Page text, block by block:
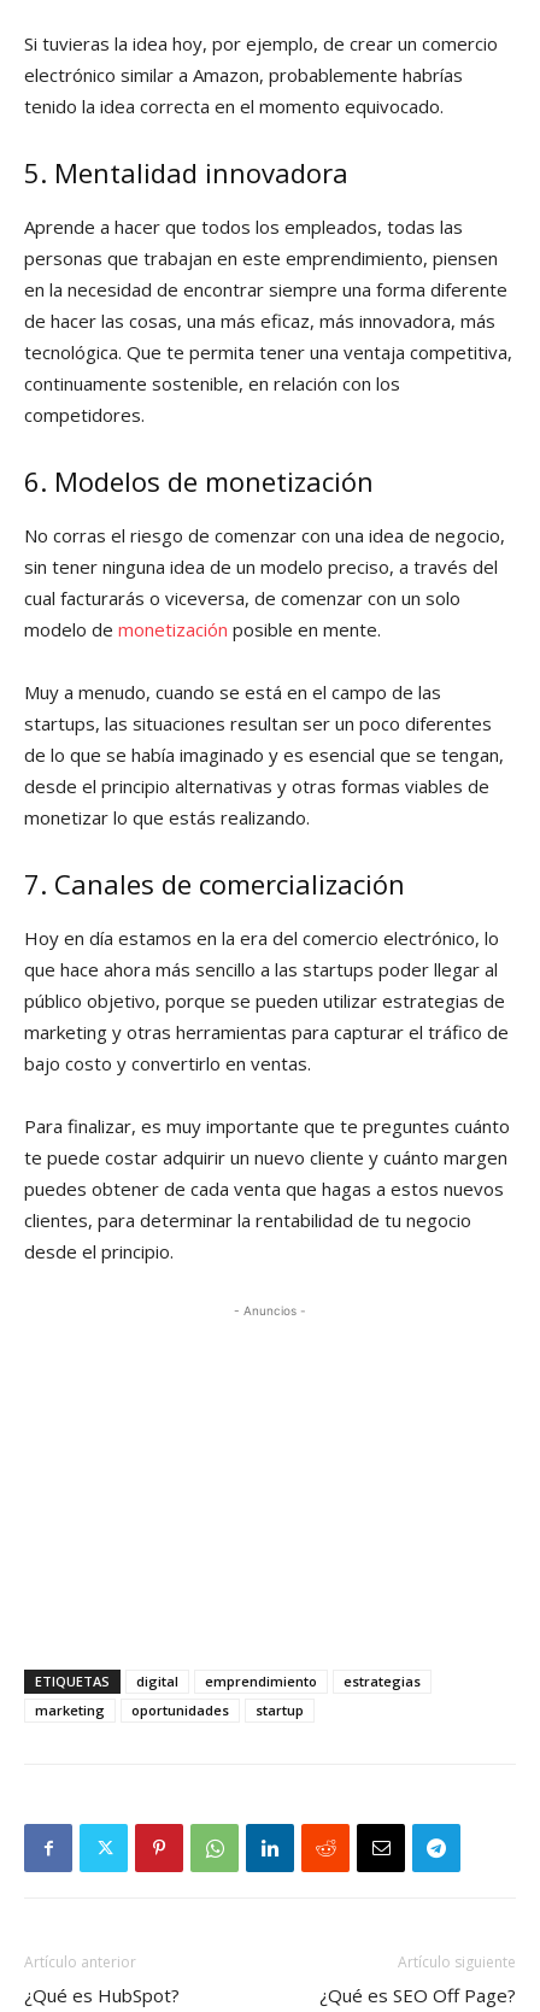
Si tuvieras la idea hoy, por ejemplo, de crear un comercio
electrónico similar a Amazon, probablemente habrías
tenido la idea correcta en el momento equivocado.
5. Mentalidad innovadora
Aprende a hacer que todos los empleados, todas las
personas que trabajan en este emprendimiento, piensen
en la necesidad de encontrar siempre una forma diferente
de hacer las cosas, una más eficaz, más innovadora, más
tecnológica. Que te permita tener una ventaja competitiva,
continuamente sostenible, en relación con los
competidores.
6. Modelos de monetización
No corras el riesgo de comenzar con una idea de negocio,
sin tener ninguna idea de un modelo preciso, a través del
cual facturarás o viceversa, de comenzar con un solo
modelo de monetización posible en mente.
Muy a menudo, cuando se está en el campo de las
startups, las situaciones resultan ser un poco diferentes
de lo que se había imaginado y es esencial que se tengan,
desde el principio alternativas y otras formas viables de
monetizar lo que estás realizando.
7. Canales de comercialización
Hoy en día estamos en la era del comercio electrónico, lo
que hace ahora más sencillo a las startups poder llegar al
público objetivo, porque se pueden utilizar estrategias de
marketing y otras herramientas para capturar el tráfico de
bajo costo y convertirlo en ventas.
Para finalizar, es muy importante que te preguntes cuánto
te puede costar adquirir un nuevo cliente y cuánto margen
puedes obtener de cada venta que hagas a estos nuevos
clientes, para determinar la rentabilidad de tu negocio
desde el principio.
- Anuncios -
ETIQUETAS digital emprendimiento
estrategias
marketing
oportunidades startup
Artículo anterior
¿Qué es HubSpot?
Artículo siguiente
¿Qué es SEO Off Page?